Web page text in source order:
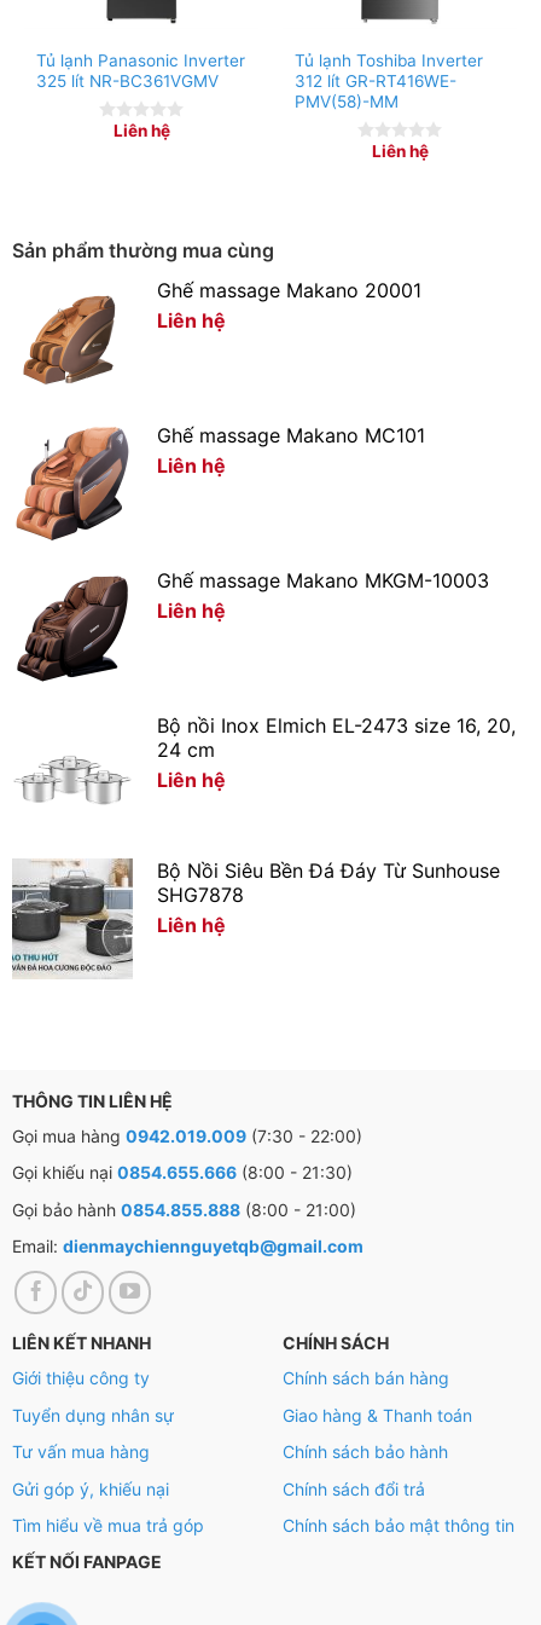
*Hình ảnh chỉ mang tính chất minh họa
Ngăn đông
– Dung tích: 14 lít
– Tủ lạnh Aqua mini được trang bị ngăn đá riêng biệt,
giúp bạn bảo quản các loại thực phẩm tươi sống như
tôm, cá, thịt,… lâu hơn và ngăn chặn mùi thực phẩm lẫn
vào nhau nhờ vào nắp che của ngăn đá.
*Hình ảnh chỉ mang tính chất minh họa
tủ thông qua đối lưu gió, giúp bạn bảo quản thực phẩm
tươi ngon, tiết kiệm điện.
*Hình ảnh chỉ mang tính chất minh họa
Tiện ích
Tủ lạnh Panasonic Inverter
325 lít NR-BC361VGMV
Liên hệ
Tủ lạnh Toshiba Inverter
312 lít GR-RT416WE-
PMV(58)-MM
Liên hệ
Sản phẩm thường mua cùng
Ghế massage Makano 20001
Liên hệ
Ghế massage Makano MC101
Liên hệ
Ghế massage Makano MKGM-10003
Liên hệ
Bộ nồi Inox Elmich EL-2473 size 16, 20,
24 cm
Liên hệ
Bộ Nồi Siêu Bền Đá Đáy Từ Sunhouse
SHG7878
Liên hệ
THÔNG TIN LIÊN HỆ
Gọi mua hàng 0942.019.009 (7:30 - 22:00)
Gọi khiếu nại 0854.655.666 (8:00 - 21:30)
Gọi bảo hành 0854.855.888 (8:00 - 21:00)
Email: dienmaychiennguyetqb@gmail.com
LIÊN KẾT NHANH
Giới thiệu công ty
Tuyển dụng nhân sự
Tư vấn mua hàng
Gửi góp ý, khiếu nại
Tìm hiểu về mua trả góp
CHÍNH SÁCH
Chính sách bán hàng
Giao hàng & Thanh toán
Chính sách bảo hành
Chính sách đổi trả
Chính sách bảo mật thông tin
KẾT NỐI FANPAGE